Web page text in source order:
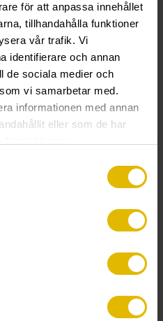
för att anpassa innehållet
tillhandahålla funktioner
vår trafik. Vi
identifierare och annan
de sociala medier och
vi samarbetar med.
informationen med annan
eller som de har
SPIKERPLUGG FORSENKET
SPIKERPLUGG METALL